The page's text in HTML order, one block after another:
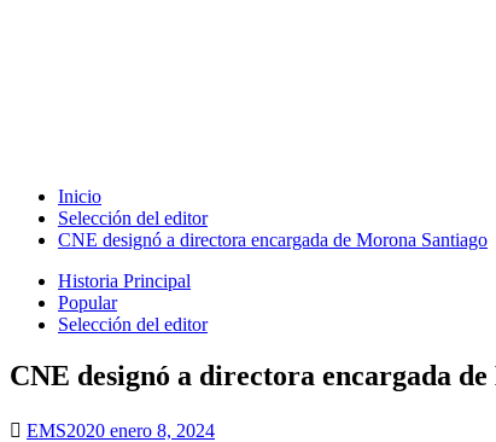
Inicio
Selección del editor
CNE designó a directora encargada de Morona Santiago
Historia Principal
Popular
Selección del editor
CNE designó a directora encargada
EMS2020 enero 8, 2024